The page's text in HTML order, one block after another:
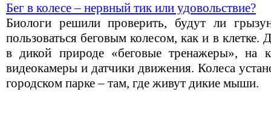
Бег в колесе – нервный тик или удовольствие?
Биологи решили проверить, будут ли
пользоваться беговым колесом, как и в клетке.
в дикой природе «беговые тренажеры», на
видеокамеры и датчики движения. Колеса
городском парке – там, где живут дикие мыши.